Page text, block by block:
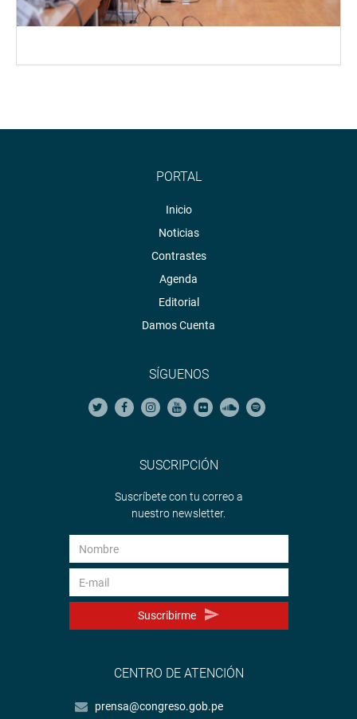
PORTAL
Inicio
Noticias
Contrastes
Agenda
Editorial
Damos Cuenta
SÍGUENOS
SUSCRIPCIÓN
Suscríbete con tu correo a
nuestro newsletter.
Suscribirme
CENTRO DE ATENCIÓN
prensa@congreso.gob.pe